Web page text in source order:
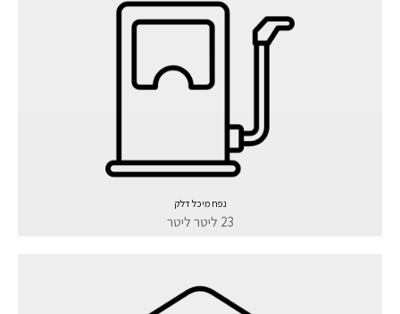
נפח מיכל דלק
23 ליטר ליטר